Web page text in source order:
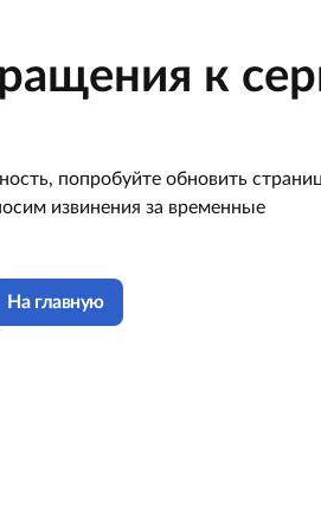
к
попробуйте обновить
извинения за временные
На главную